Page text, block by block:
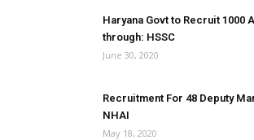
Haryana Govt to Recruit 1000
through: HSSC
June 30, 2020
Recruitment For 48 Deputy
NHAI
May 18, 2020